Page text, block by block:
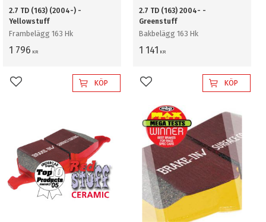
2.7 TD (163) (2004-) -
Yellowstuff
Frambelägg 163 Hk
1 796 KR
Lägg till i favoriterKÖP
2.7 TD (163) 2004- -
Greenstuff
Bakbelägg 163 Hk
1 141 KR
Lägg till i favoriterKÖP